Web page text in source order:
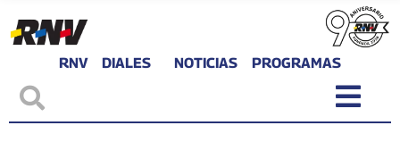
RNV DIALES NOTICIAS PROGRAMAS